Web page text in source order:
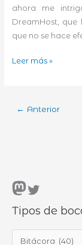
ahora me
DreamHost, que
que no se hace
Cambio
Leer más »
← Anterior
Mastodon Twitter
Tipos de